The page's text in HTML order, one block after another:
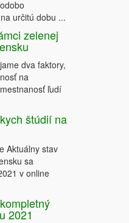
určitú dobu ...
zelenej
dva faktory,
na
ľudí
štúdií na
Aktuálny stav
sa
v online
2021